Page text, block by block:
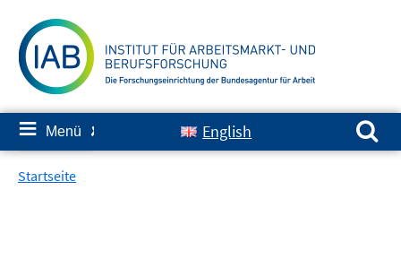
zum
Inhalt
≡ Menü ✘ English
Suchen nach:
Startseite